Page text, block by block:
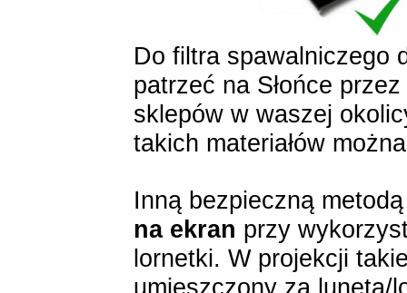
Do filtra spawalniczego
patrzeć na Słońce
sklepów w waszej
takich materiałów
Inną bezpieczną
na ekran przy
lornetki. W projekcji
umieszczony za lunetą/